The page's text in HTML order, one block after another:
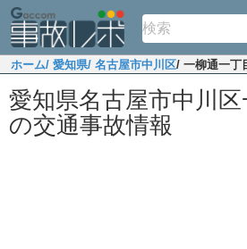
ホーム/ 愛知県/ 名古屋市中川区/ 一柳通一丁
愛知県名古屋市中川区
の交通事故情報